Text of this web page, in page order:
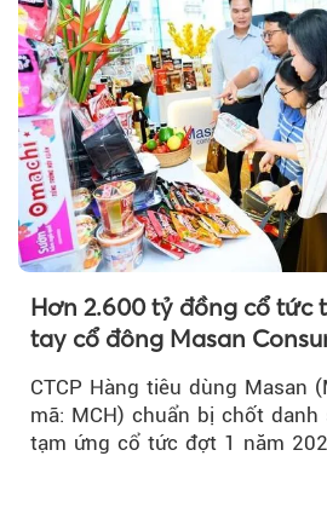
Hơn 2.600 tỷ đồng cổ tức
tay cổ đông Masan
CTCP Hàng tiêu dùng Masan
mã: MCH) chuẩn bị chốt
tạm ứng cổ tức đợt 1 năm